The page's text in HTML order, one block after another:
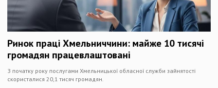
Ринок праці Хмельниччини: майже 10 тисячі
громадян працевлаштовані
З початку року послугами Хмельницької обласної служби зайнятості
скористалися 20,1 тисяч громадян.